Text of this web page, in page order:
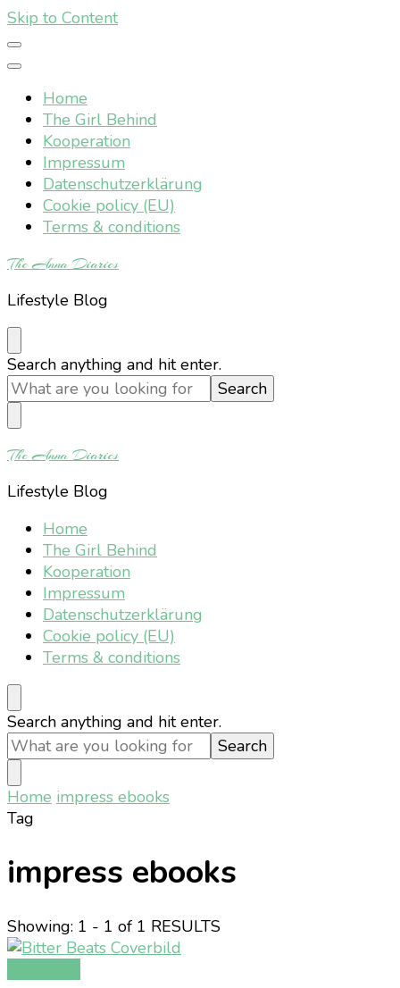
Skip to Content
Home
The Girl Behind
Kooperation
Impressum
Datenschutzerklärung
Cookie policy (EU)
Terms & conditions
The Anna Diaries
Lifestyle Blog
Looking
for
Something?
Search anything and hit enter.
The Anna Diaries
Lifestyle Blog
Home
The Girl Behind
Kooperation
Impressum
Datenschutzerklärung
Cookie policy (EU)
Terms & conditions
Looking
for
Something?
Search anything and hit enter.
Home impress ebooks
Tag
impress ebooks
Showing: 1 - 1 of 1 RESULTS